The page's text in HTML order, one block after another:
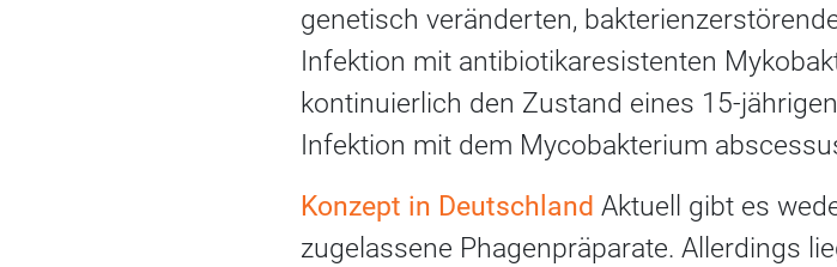
genetisch veränderten,
Infektion mit antibiotikaresistenten
kontinuierlich den Zustand eines 15-
Infektion mit dem Mycobakterium
Konzept in Deutschland Aktuell gibt es
zugelassene Phagenpräparate. Allerdings